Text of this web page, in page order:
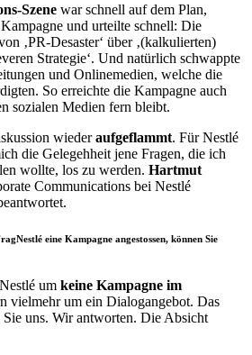
Szene war schnell auf dem Plan,
und urteilte schnell: Die
‚PR-Desaster‘ über ‚(kalkulierten)
Strategie‘. Und natürlich schwappte
und Onlinemedien, welche die
So erreichte die Kampagne auch
sozialen Medien fern bleibt.
wiederaufgeflammt. Für Nestlé
die Gelegehheit jene Fragen, die ich
wollte, los zu werden. Hartmut
Communications bei Nestlé
eine Kampagne angestossen, können Sie
um keine Kampagne im
vielmehr um ein Dialogangebot. Das
uns. Wir antworten. Die Absicht